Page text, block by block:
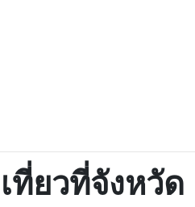
ที่ยวที่จังหวัด